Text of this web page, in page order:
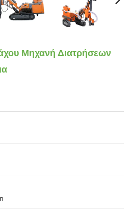
Μηχανή Διατρήσεων